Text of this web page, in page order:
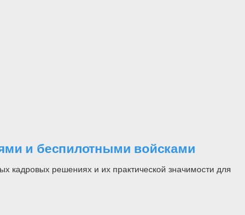
и беспилотными войсками
кадровых решениях и их практической значимости для